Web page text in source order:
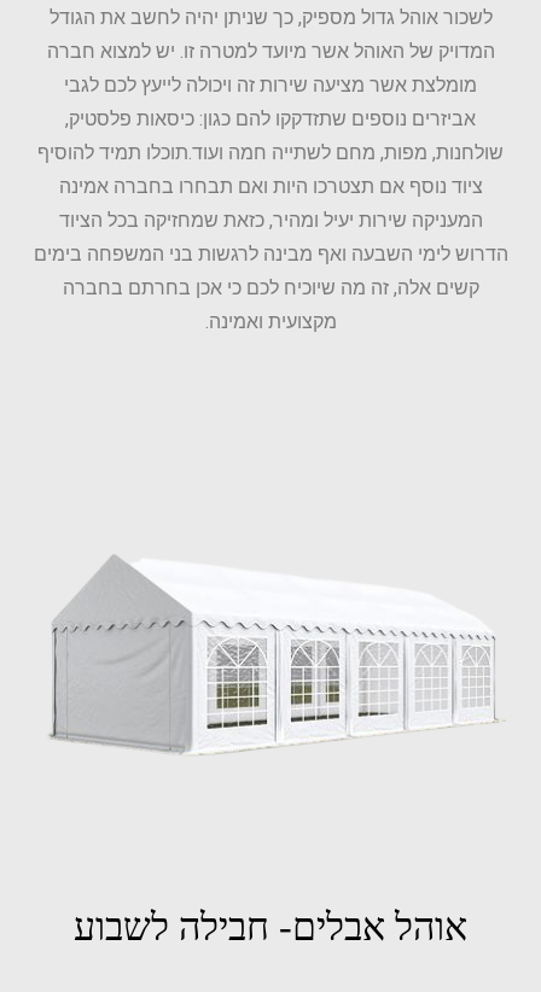
לשכור אוהל גדול מספיק, כך שניתן יהיה לחשב את הגודל
המדויק של האוהל אשר מיועד למטרה זו. יש למצוא חברה
מומלצת אשר מציעה שירות זה ויכולה לייעץ לכם לגבי
אביזרים נוספים שתזדקקו להם כגון: כיסאות פלסטיק,
שולחנות, מפות, מחם לשתייה חמה ועוד.תוכלו תמיד להוסיף
ציוד נוסף אם תצטרכו היות ואם תבחרו בחברה אמינה
המעניקה שירות יעיל ומהיר, כזאת שמחזיקה בכל הציוד
הדרוש לימי השבעה ואף מבינה לרגשות בני המשפחה בימים
קשים אלה, זה מה שיוכיח לכם כי אכן בחרתם בחברה
מקצועית ואמינה.
אוהל אבלים- חבילה לשבוע